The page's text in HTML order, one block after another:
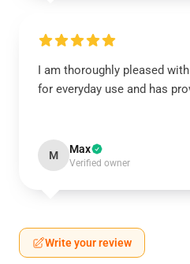
I am thoroughly pleased
for everyday use and has
M Max
Verified owner
Write your review